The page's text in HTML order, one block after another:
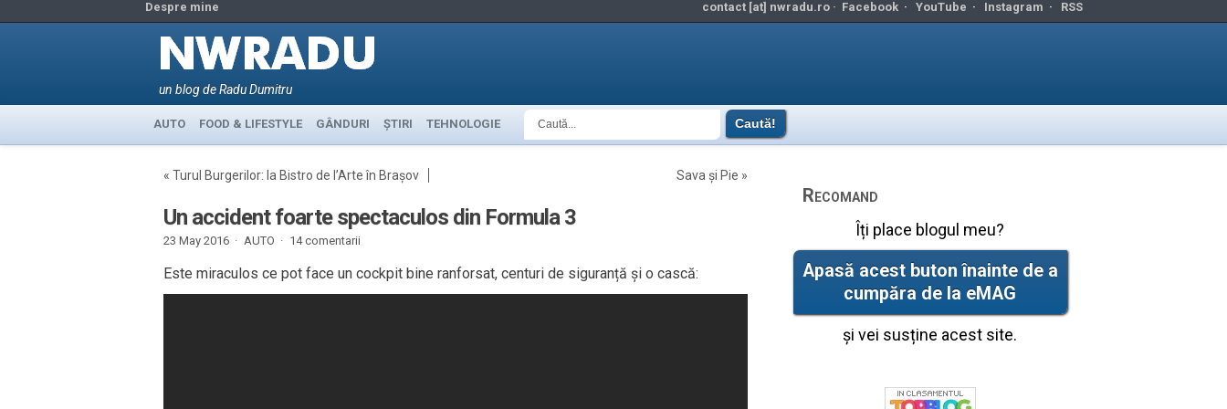
Despre mine contact [at] nwradu.ro · Facebook· YouTube · Instagram · RSS
un blog de Radu Dumitru
AUTO FOOD & LIFESTYLE GÂNDURI ȘTIRI TEHNOLOGIE
« Turul Burgerilor: la Bistro de l’Arte în Brașov Sava și Pie »
Un accident foarte spectaculos din Formula 3
23 May 2016 · AUTO · 14 comentarii
Este miraculos ce pot face un cockpit bine ranforsat, centuri de siguranță și o cască:
Recomand
Îți place blogul meu?
Apasă acest buton înainte de a
cumpăra de la eMAG
și vei susține acest site.